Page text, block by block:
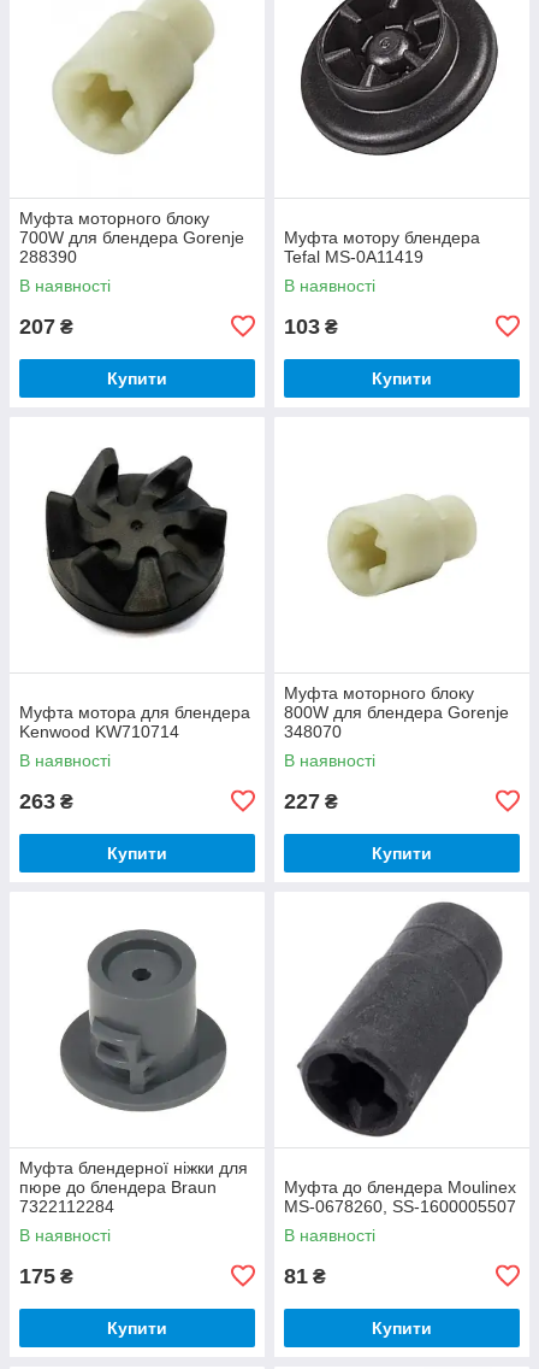
Муфта моторного блоку
700W для блендера Gorenje
288390
В наявності
207 ₴
Купити
Муфта мотору блендера
Tefal MS-0A11419
В наявності
103 ₴
Купити
Муфта мотора для блендера
Kenwood KW710714
В наявності
263 ₴
Купити
Муфта моторного блоку
800W для блендера Gorenje
348070
В наявності
227 ₴
Купити
Муфта блендерної ніжки для
пюре до блендера Braun
7322112284
В наявності
175 ₴
Купити
Муфта до блендера Moulinex
MS-0678260, SS-1600005507
В наявності
81 ₴
Купити